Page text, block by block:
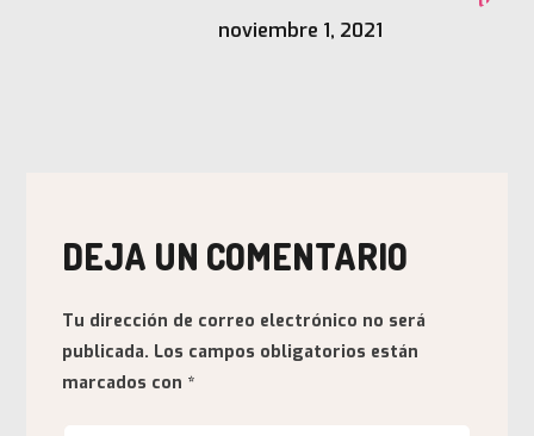
noviembre 1, 2021
DEJA UN COMENTARIO
Tu dirección de correo electrónico no será
publicada. Los campos obligatorios están
marcados con *